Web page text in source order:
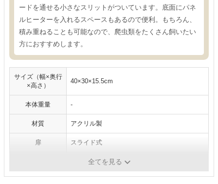
ードを通せる小さなスリットがついています。底面にパネ
ルヒーターを入れるスペースもあるので便利。もちろん、
積み重ねることも可能なので、爬虫類をたくさん飼いたい
方におすすめします。
サイズ（幅×奥行
×高さ）
40×30×15.5cm
本体重量 -
材質 アクリル製
扉 スライド式
全てを見る